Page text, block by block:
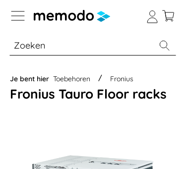
naar navigatie B2B-platform
% Sale Batterijopslag thuis
Je bent hier Toebehoren Fronius
Fronius Tauro Floor racks